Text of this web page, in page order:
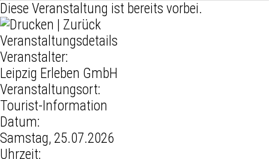
Diese Veranstaltung ist bereits vorbei.
Zurück
Veranstaltungsdetails
Veranstalter:
Leipzig Erleben GmbH
Veranstaltungsort:
Tourist-Information
Datum:
Samstag, 25.07.2026
Uhrzeit: